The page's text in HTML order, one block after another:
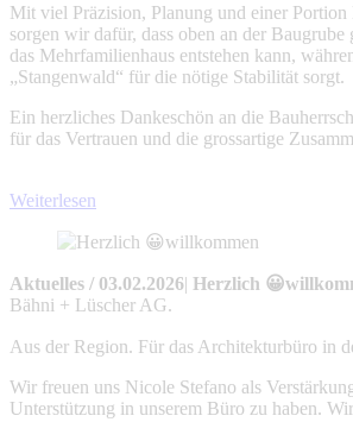
Mit viel Präzision, Planung und einer Portion
sorgen wir dafür, dass oben an der
das Mehrfamilienhaus entstehen kann,
„Stangenwald“ für die nötige Stabilität sorgt.
Ein herzliches Dankeschön an die
für das Vertrauen und die grossartige
Weiterlesen
Aktuelles / 03.02.2026| Herzlich
Bähni + Lüscher AG.
Aus der Region. Für das Architekturbüro in
Wir freuen uns Nicole Stefano als
Unterstützung in unserem Büro zu haben.